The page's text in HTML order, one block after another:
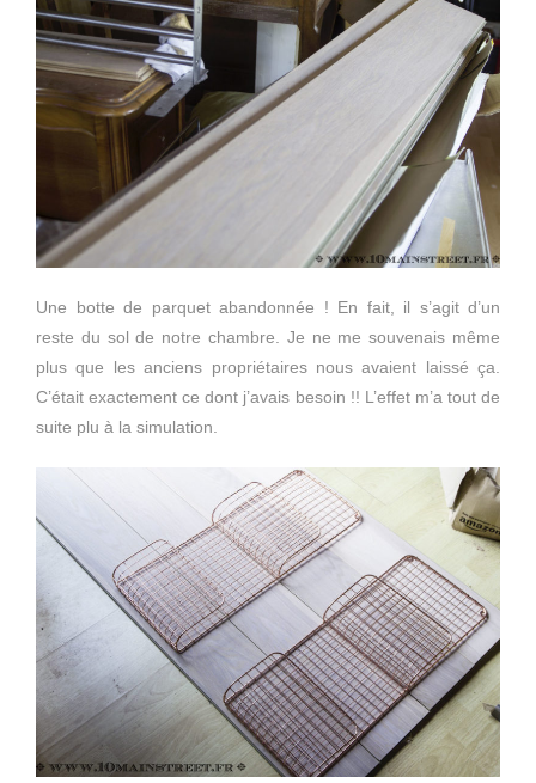
Une botte de parquet abandonnée ! En fait, il s’agit d’un
reste du sol de notre chambre. Je ne me souvenais même
plus que les anciens propriétaires nous avaient laissé ça.
C’était exactement ce dont j’avais besoin !! L’effet m’a tout de
suite plu à la simulation.